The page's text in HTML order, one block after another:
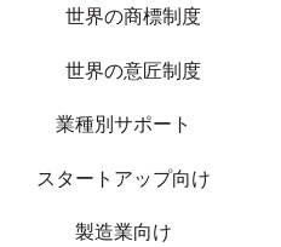
世界の商標制度
世界の意匠制度
業種別サポート
スタートアップ向け
製造業向け